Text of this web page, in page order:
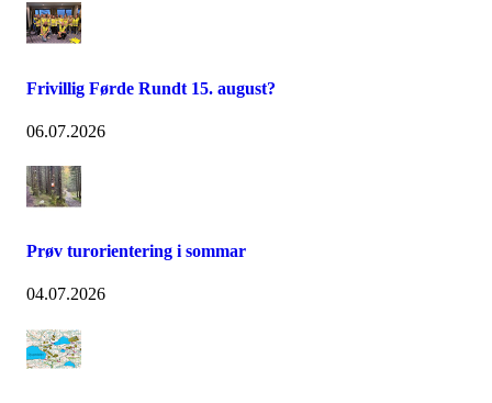
Frivillig Førde Rundt 15. august?
06.07.2026
Prøv turorientering i sommar
04.07.2026